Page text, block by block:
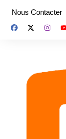
contenu
Nous Contacter